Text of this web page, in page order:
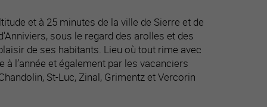
et à 25 minutes de la ville de Sierre et de
sous le regard des arolles et des
de ses habitants. Lieu où tout rime avec
l’année et également par les vacanciers
St-Luc, Zinal, Grimentz et Vercorin